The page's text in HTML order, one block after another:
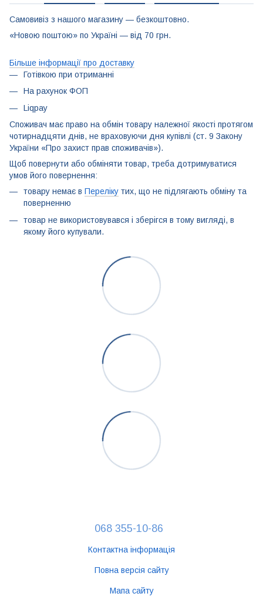
Самовивіз з нашого магазину — безкоштовно.
«Новою поштою» по Україні — від 70 грн.
Більше інформації про доставку
Готівкою при отриманні
На рахунок ФОП
Liqpay
Споживач має право на обмін товару належної якості протягом
чотирнадцяти днів, не враховуючи дня купівлі (ст. 9 Закону
України «Про захист прав споживачів»).
Щоб повернути або обміняти товар, треба дотримуватися
умов його повернення:
товару немає в Переліку тих, що не підлягають обміну та
поверненню
товар не використовувався і зберігся в тому вигляді, в
якому його купували.
068 355-10-86
Контактна інформація
Повна версія сайту
Мапа сайту